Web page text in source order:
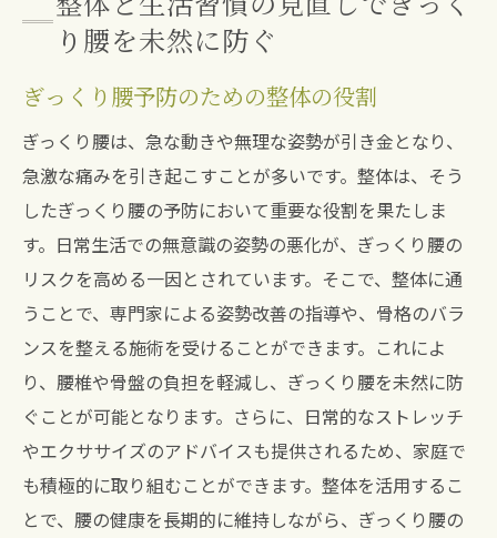
り腰を未然に防ぐ
ぎっくり腰予防のための整体の役割
ぎっくり腰は、急な動きや無理な姿勢が引き金となり、
急激な痛みを引き起こすことが多いです。整体は、そう
したぎっくり腰の予防において重要な役割を果たしま
す。日常生活での無意識の姿勢の悪化が、ぎっくり腰の
リスクを高める一因とされています。そこで、整体に通
うことで、専門家による姿勢改善の指導や、骨格のバラ
ンスを整える施術を受けることができます。これによ
り、腰椎や骨盤の負担を軽減し、ぎっくり腰を未然に防
ぐことが可能となります。さらに、日常的なストレッチ
やエクササイズのアドバイスも提供されるため、家庭で
も積極的に取り組むことができます。整体を活用するこ
とで、腰の健康を長期的に維持しながら、ぎっくり腰の